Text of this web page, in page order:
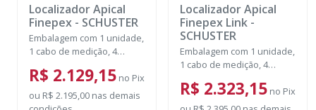
Localizador Apical
Finepex - SCHUSTER
Embalagem com 1 unidade,
1 cabo de medição, 4
labiais, 1 testador de
funções, 1 bateria
recarregável, 2
R$ 2.129,15 no Pix
ou R$ 2.195,00 nas demais
Localizador Apical
Finepex Link -
SCHUSTER
Embalagem com 1 unidade,
1 cabo de medição, 4
labiais, 1 testador de
funções, 1 bateria
R$ 2.323,15 no Pix